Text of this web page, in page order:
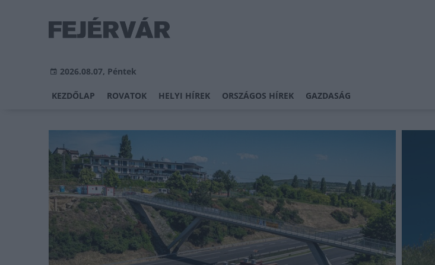
2026.08.07, Péntek
KEZDŐLAP ROVATOK HELYI HÍREK ORSZÁGOS HÍREK GAZDASÁG